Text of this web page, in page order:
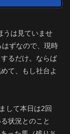
うは見ていませ
ずなので、現時
るだけ。ならば
て、もし社台よ
して本日は2回
状況とのこと